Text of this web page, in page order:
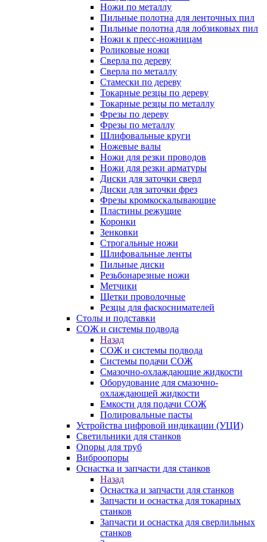
Ножи по металлу
Пильные полотна для ленточных пил
Пильные полотна для лобзиковых пил
Ножи к пресс-ножницам
Роликовые ножи
Сверла по дереву
Сверла по металлу
Стамески по дереву
Токарные резцы по дереву
Токарные резцы по металлу
Фрезы по дереву
Фрезы по металлу
Шлифовальные круги
Ножевые валы
Ножи для резки проводов
Ножи для резки арматуры
Диски для заточки сверл
Диски для заточки фрез
Фрезы кромкоскалывающие
Пластины режущие
Коронки
Зенковки
Строгальные ножи
Шлифовальные ленты
Пильные диски
Резьбонарезные ножи
Метчики
Щетки проволочные
Резцы для фаскоснимателей
Столы и подставки
СОЖ и системы подвода
Назад
СОЖ и системы подвода
Системы подачи СОЖ
Смазочно-охлаждающие жидкости
Оборудование для смазочно-
охлаждающей жидкости
Емкости для подачи СОЖ
Полировальные пасты
Устройства цифровой индикации (УЦИ)
Светильники для станков
Опоры для труб
Виброопоры
Оснастка и запчасти для станков
Назад
Оснастка и запчасти для станков
Запчасти и оснастка для токарных
станков
Запчасти и оснастка для сверлильных
станков